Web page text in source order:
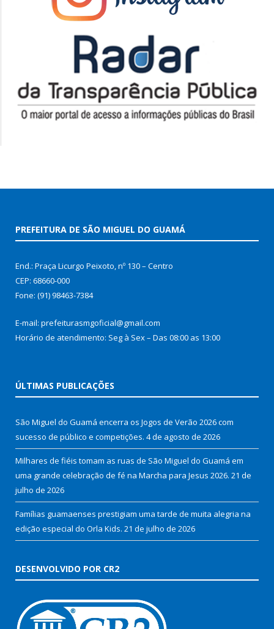
PREFEITURA DE SÃO MIGUEL DO GUAMÁ
End.: Praça Licurgo Peixoto, nº 130 – Centro
CEP: 68660-000
Fone: (91) 98463-7384
E-mail: prefeiturasmgoficial@gmail.com
Horário de atendimento: Seg à Sex – Das 08:00 as 13:00
ÚLTIMAS PUBLICAÇÕES
São Miguel do Guamá encerra os Jogos de Verão 2026 com
sucesso de público e competições. 4 de agosto de 2026
Milhares de fiéis tomam as ruas de São Miguel do Guamá em
uma grande celebração de fé na Marcha para Jesus 2026. 21 de
julho de 2026
Famílias guamaenses prestigiam uma tarde de muita alegria na
edição especial do Orla Kids. 21 de julho de 2026
DESENVOLVIDO POR CR2